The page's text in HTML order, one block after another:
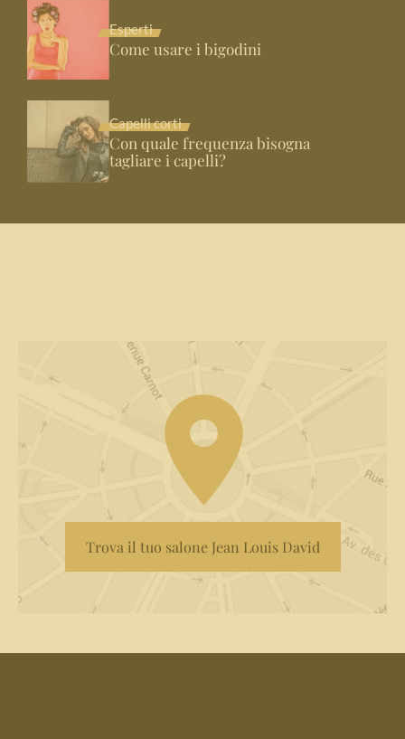
Esperti
Come usare i bigodini
Capelli corti
Con quale frequenza bisogna
tagliare i capelli?
Trova il tuo salone Jean Louis David